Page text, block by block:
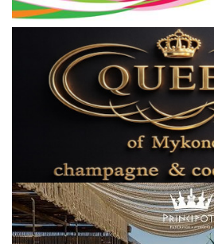
Opinion + Analysis
L’Art des Sens
All News
Elections 2023